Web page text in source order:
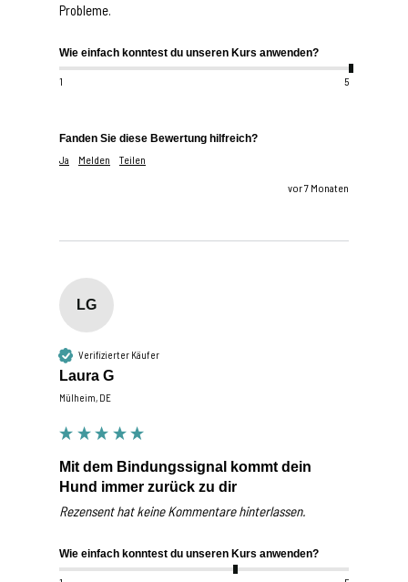
Probleme.
Wie einfach konntest du unseren Kurs anwenden?
1 5
Fanden Sie diese Bewertung hilfreich?
Ja
Melden Teilen
vor 7 Monaten
LG
Verifizierter Käufer
Laura G
Mülheim, DE
Mit dem Bindungssignal kommt dein
Hund immer zurück zu dir
Rezensent hat keine Kommentare hinterlassen.
Wie einfach konntest du unseren Kurs anwenden?